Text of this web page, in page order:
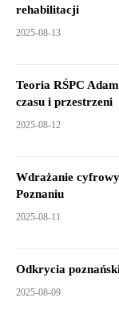
rehabilitacji
2025-08-13
Teoria RŚPC
czasu i przestrzeni
2025-08-12
Wdrażanie
Poznaniu
2025-08-11
Odkrycia
2025-08-09